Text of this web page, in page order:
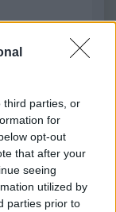
third parties, or
for
opt-out
that after your
seeing
utilized by
parties prior to
2000 /2000
ισχύουν
ΤΙΜΕΣ